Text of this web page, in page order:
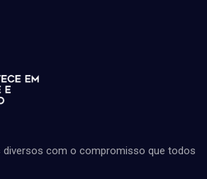
diversos com o compromisso que todos